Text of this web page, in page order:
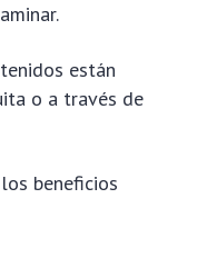
están
o a través de
beneficios